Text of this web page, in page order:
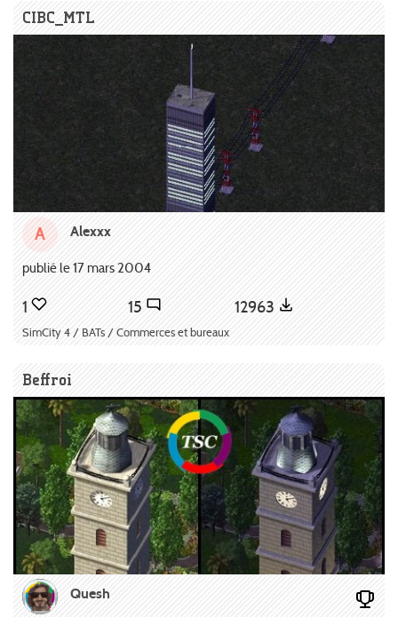
CIBC_MTL
A Alexxx
publié le 17 mars 2004
1 15 12963
SimCity 4 / BATs / Commerces et bureaux
Beffroi
Quesh